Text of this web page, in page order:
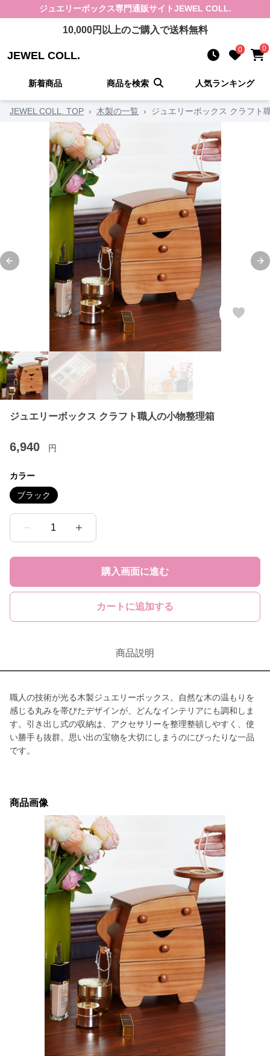
ジュエリーボックス専門通販サイトJEWEL COLL.
10,000円以上のご購入で送料無料
JEWEL COLL. 0 0
新着商品 商品を検索 人気ランキング
JEWEL COLL. TOP › 木製の一覧 › ジュエリーボックス クラフト
Previous slide
ジュエリーボックス クラフト職人の小物整理箱
6,940 円
カラー
ブラック
1
購入画面に進む
カートに追加する
商品説明
職人の技術が光る木製ジュエリーボックス。自然な木の温もりを
感じる丸みを帯びたデザインが、どんなインテリアにも調和しま
す。引き出し式の収納は、アクセサリーを整理整頓しやすく、使
い勝手も抜群。思い出の宝物を大切にしまうのにぴったりな一品
です。
商品画像